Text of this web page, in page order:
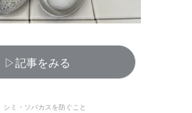
▷記事をみる
ミ・ソバカスを防ぐこと